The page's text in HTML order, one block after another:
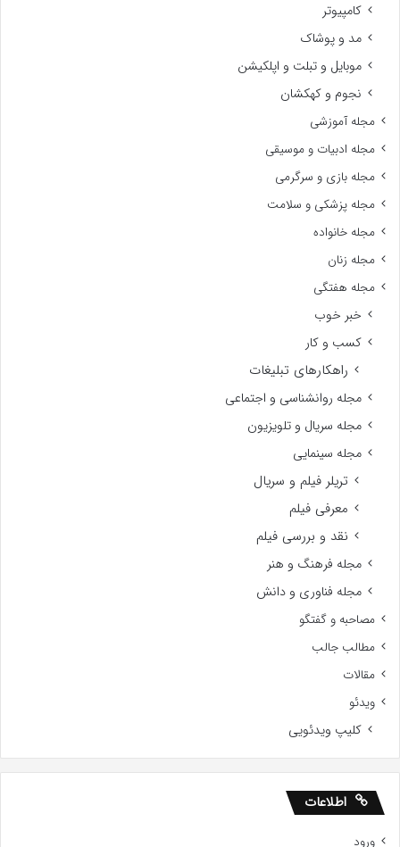
کامپیوتر
مد و پوشاک
موبایل و تبلت و اپلکیشن
نجوم و کهکشان
مجله آموزشی
مجله ادبیات و موسیقی
مجله بازی و سرگرمی
مجله پزشکی و سلامت
مجله خانواده
مجله زنان
مجله هفتگی
خبر خوب
کسب و کار
راهکارهای تبلیغات
مجله روانشناسی و اجتماعی
مجله سریال و تلویزیون
مجله سینمایی
تریلر فیلم و سریال
معرفی فیلم
نقد و بررسی فیلم
مجله فرهنگ و هنر
مجله فناوری و دانش
مصاحبه و گفتگو
مطالب جالب
مقالات
ویدئو
کلیپ ویدئویی
اطلاعات
ورود